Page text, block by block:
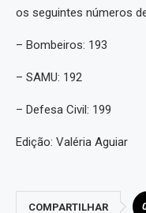
os seguintes números
– Bombeiros: 193
– SAMU: 192
– Defesa Civil: 199
Edição: Valéria Aguiar
COMPARTILHAR